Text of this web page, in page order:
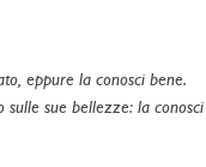
eppure la conosci bene.
sue bellezze: la